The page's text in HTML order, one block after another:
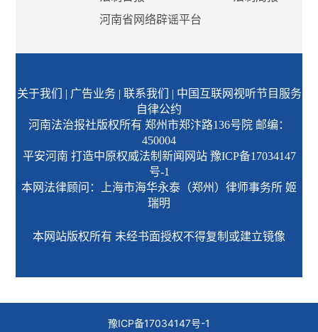
河南省网络辟谣平台
关于我们 | 广告业务| 联系我们 | 中国互联网视听节目服务
自律公约
河南法治报社版权所有 郑州市郑汴路136号院 邮编：
450004
平安河南 打造中原权威法制新闻网站 豫ICP备17034147
号-1
本网法律顾问：上海市海华永泰（郑州）律师事务所 姬
瑞明
本网站版权所有 未经书面授权不得复制或建立镜像
豫ICP备17034147号-1